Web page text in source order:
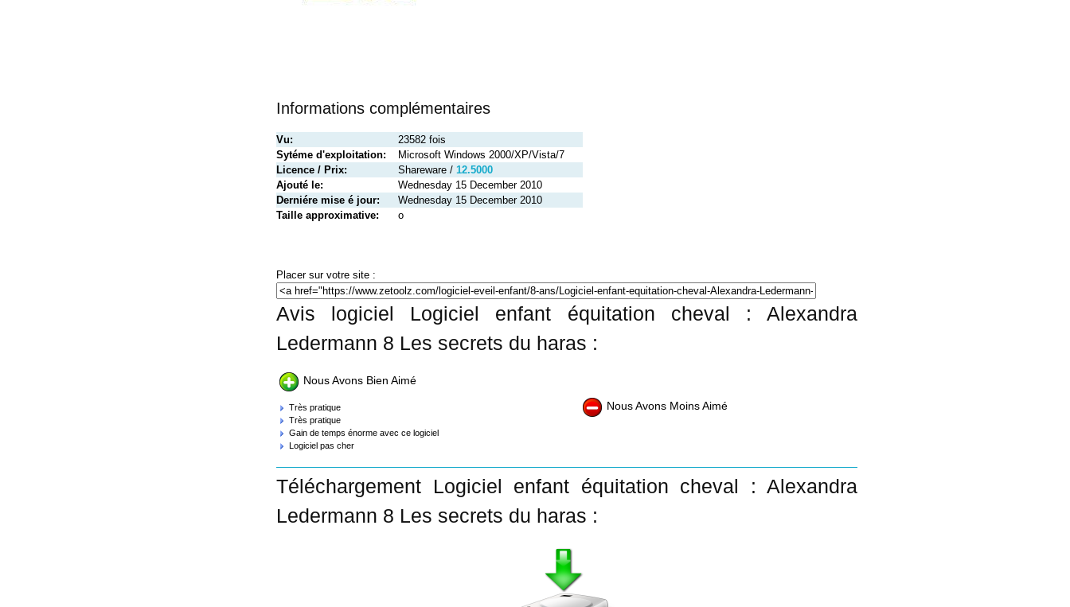
Informations complémentaires
Vu:
23582 fois
Sytéme d'exploitation:
Microsoft Windows 2000/XP/Vista/7
Licence / Prix:
Shareware / 12.5000
Ajouté le:
Wednesday 15 December 2010
Derniére mise é jour:
Wednesday 15 December 2010
Taille approximative:
o
Placer sur votre site :
Avis logiciel Logiciel enfant équitation cheval : Alexandra
Ledermann 8 Les secrets du haras :
Nous Avons Bien Aimé
Très pratique
Très pratique
Gain de temps énorme avec ce logiciel
Logiciel pas cher
Nous Avons Moins Aimé
Téléchargement Logiciel enfant équitation cheval : Alexandra
Ledermann 8 Les secrets du haras :